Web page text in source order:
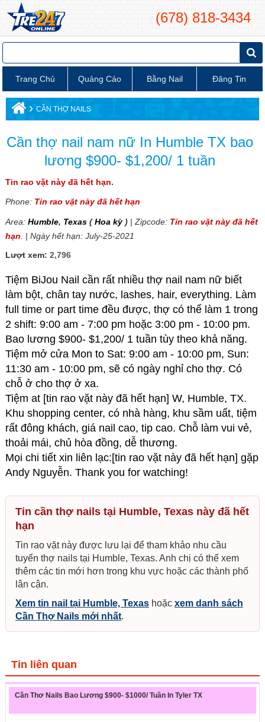
(678) 818-3434
Trang Chủ Quảng Cáo Bằng Nail Đăng Tin
› CẦN THỢ NAILS
Cần thợ nail nam nữ In Humble TX bao
lương $900- $1,200/ 1 tuần
Tin rao vặt này đã hết hạn.
Phone: Tin rao vặt này đã hết hạn
Area: Humble, Texas(Hoa kỳ)| Zipcode: Tin rao vặt này đã hết
hạn . | Ngày hết hạn: July-25-2021
Lượt xem: 2,796
Tiệm BiJou Nail cần rất nhiều thợ nail nam nữ biết
làm bột, chân tay nước, lashes, hair, everything. Làm
full time or part time đều được, thợ có thể làm 1 trong
2 shift: 9:00 am - 7:00 pm hoặc 3:00 pm - 10:00 pm.
Bao lương $900- $1,200/ 1 tuần tùy theo khả năng.
Tiệm mở cửa Mon to Sat: 9:00 am - 10:00 pm, Sun:
11:30 am - 10:00 pm, sẽ có ngày nghỉ cho thợ. Có
chỗ ở cho thợ ở xa.
Tiệm at [tin rao vặt này đã hết hạn] W, Humble, TX.
Khu shopping center, có nhà hàng, khu sầm uất, tiệm
rất đông khách, giá nail cao, tip cao. Chỗ làm vui vẻ,
thoải mái, chủ hòa đồng, dễ thương.
Mọi chi tiết xin liên lạc:[tin rao vặt này đã hết hạn] gặp
Andy Nguyễn. Thank you for watching!
Tin cần thợ nails tại Humble, Texas này đã hết
hạn
Tin rao vặt này được lưu lại để tham khảo nhu cầu
tuyển thợ nails tại Humble, Texas. Anh chị có thể xem
thêm các tin mới hơn trong khu vực hoặc các thành phố
lân cận.
Xem tin nail tại Humble, Texashoặc xem danh sách
Cần Thợ Nails mới nhất.
Tin liên quan
Cần Thơ Nails Bao Lương $900- $1000/ Tuần In Tyler TX